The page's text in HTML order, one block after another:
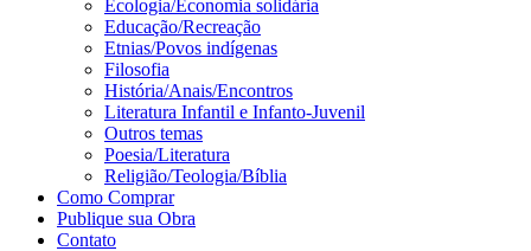
Ecologia/Economia solidária
Educação/Recreação
Etnias/Povos indígenas
Filosofia
História/Anais/Encontros
Literatura Infantil e Infanto-Juvenil
Outros temas
Poesia/Literatura
Religião/Teologia/Bíblia
Como Comprar
Publique sua Obra
Contato